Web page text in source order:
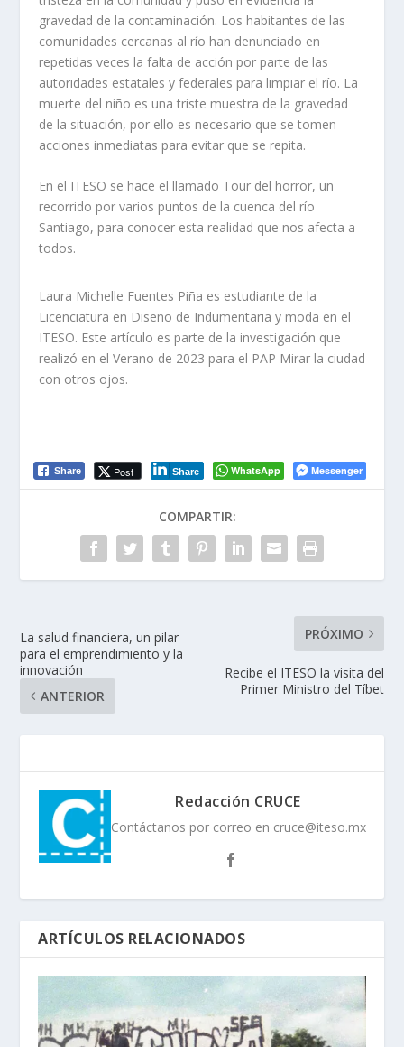
gravedad de la contaminación. Los habitantes de las
comunidades cercanas al río han denunciado en
repetidas veces la falta de acción por parte de las
autoridades estatales y federales para limpiar el río. La
muerte del niño es una triste muestra de la gravedad
de la situación, por ello es necesario que se tomen
acciones inmediatas para evitar que se repita.
En el ITESO se hace el llamado Tour del horror, un
recorrido por varios puntos de la cuenca del río
Santiago, para conocer esta realidad que nos afecta a
todos.
Laura Michelle Fuentes Piña es estudiante de la
Licenciatura en Diseño de Indumentaria y moda en el
ITESO. Este artículo es parte de la investigación que
realizó en el Verano de 2023 para el PAP Mirar la ciudad
con otros ojos.
Share Post Share WhatsApp Messenger
COMPARTIR:
La salud financiera, un pilar
para el emprendimiento y la
innovación
ANTERIOR
PRÓXIMO
Recibe el ITESO la visita del
Primer Ministro del Tíbet
Redacción CRUCE
Contáctanos por correo en cruce@iteso.mx
ARTÍCULOS RELACIONADOS